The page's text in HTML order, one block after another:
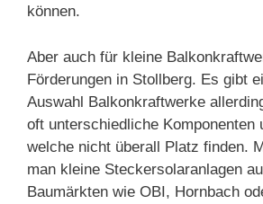
können.
Aber auch für kleine
Förderungen in Stollberg. Es gibt
Auswahl Balkonkraftwerke
oft unterschiedliche Komponenten
welche nicht überall Platz finden.
man kleine Steckersolaranlagen
Baumärkten wie OBI, Hornbach